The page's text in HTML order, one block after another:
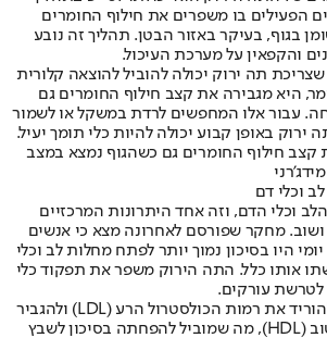
הפעילים בו משפרים את חילוף החומרים
בגוף, בעיקר באזור הבטן. תהליך זה נובע
והקפאין על מערכת העיכול.
תה ירוק יכולה להוביל להוצאה קלורית
היא מגבירה את קצב חילוף החומרים גם
עבור אלו המחפשים לרדת במשקל או לשמור
באופן קבוע יכולה להיות כלי תומך יעיל.
קצב חילוף החומרים גם כשהגוף נמצא במצב
וכלי דם
וכלי הדם, וזה אחד היתרונות המרכזיים
מחקר שפורסם לאחרונה מצא כי אנשים
היו בסיכון נמוך יותר לפתח מחלות לב וכלי
אותו כלל. התה הירוק משפר את תפקוד כלי
לטרשת עורקים.
שתיית תה ירוק עוזרת להוריד את רמות הכולסטרול הרע (LDL) ולהגביר
את רמות הכולסטרול הטוב (HDL), מה שמוביל להפחתה בסיכון לשבץ